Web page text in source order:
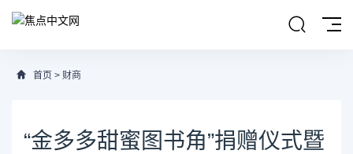
首页 > 财商
“金多多甜蜜图书角”捐赠仪式暨